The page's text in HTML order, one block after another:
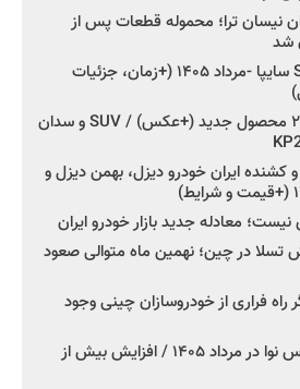
نیسان ترا؛ محموله قطعات پس از
شد
شروع فروش کوییک S سایپا -مرداد ۱۴۰۵ (+زمان، جزئیات
کرمان موتور به دنبال ۲ محصول جدید (+عکس) / SUV و سدان
ایران خودرو دیزل، بهمن دیزل و
معادله جدید بازار خودرو ایران
تسلا در چین؛ نهمین ماه متوالی صعود
راه فراری از خودروسازان چینی وجود
اعلام قیمت جدید پارس نوا در مرداد ۱۴۰۵ / افزایش بیش از